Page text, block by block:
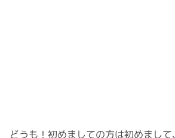
どうも！初めましての方は初めまして、